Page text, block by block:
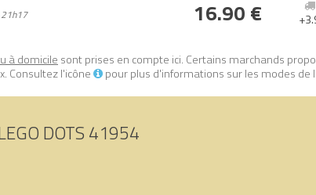
LEGO sont soumis à des tests de chute, de chaleur,
adhésive (Adhesive Patch)sur Avenue de la brique,
16.90 €
à domicile sont prises en compte ici. Certains marchands
Consultez l'icône
pour plus d'informations sur les modes de
DOTS 41954